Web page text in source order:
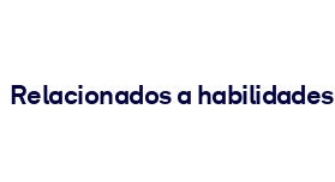
Relacionados a habilidades